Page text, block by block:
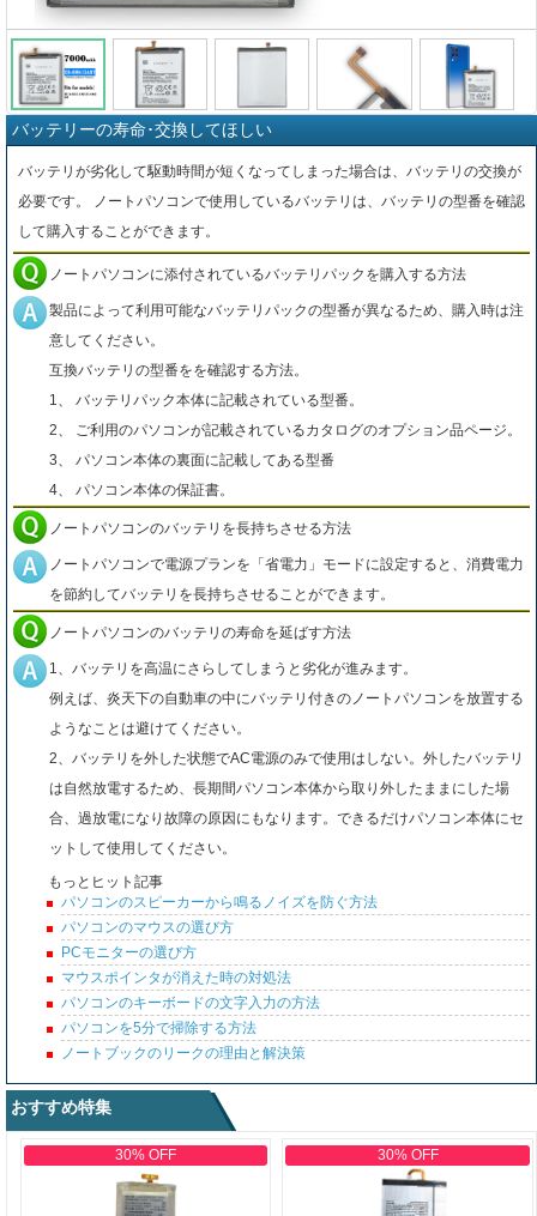
バッテリーの寿命･交換してほしい
バッテリが劣化して駆動時間が短くなってしまった場合は、バッテリの交換が
必要です。 ノートパソコンで使用しているバッテリは、バッテリの型番を確認
して購入することができます。
ノートパソコンに添付されているバッテリパックを購入する方法
製品によって利用可能なバッテリパックの型番が異なるため、購入時は注
意してください。
互換バッテリの型番をを確認する方法。
1、 バッテリパック本体に記載されている型番。
2、 ご利用のパソコンが記載されているカタログのオプション品ページ。
3、 パソコン本体の裏面に記載してある型番
4、 パソコン本体の保証書。
ノートパソコンのバッテリを長持ちさせる方法
ノートパソコンで電源プランを「省電力」モードに設定すると、消費電力
を節約してバッテリを長持ちさせることができます。
ノートパソコンのバッテリの寿命を延ばす方法
1、バッテリを高温にさらしてしまうと劣化が進みます。
例えば、炎天下の自動車の中にバッテリ付きのノートパソコンを放置する
ようなことは避けてください。
2、バッテリを外した状態でAC電源のみで使用はしない。外したバッテリ
は自然放電するため、長期間パソコン本体から取り外したままにした場
合、過放電になり故障の原因にもなります。できるだけパソコン本体にセ
ットして使用してください。
もっとヒット記事
パソコンのスピーカーから鳴るノイズを防ぐ方法
パソコンのマウスの選び方
PCモニターの選び方
マウスポインタが消えた時の対処法
パソコンのキーボードの文字入力の方法
パソコンを5分で掃除する方法
ノートブックのリークの理由と解決策
おすすめ特集
30% OFF 30% OFF